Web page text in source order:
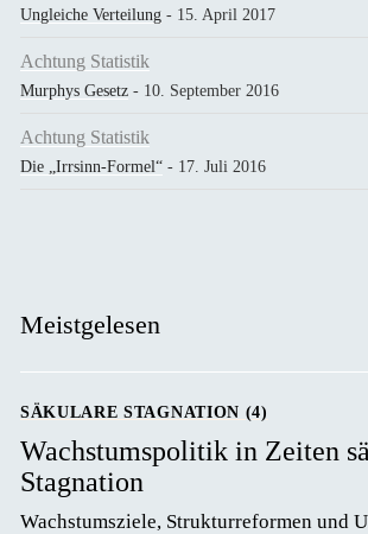
Ungleiche Verteilung - 15. April 2017
Achtung Statistik
Murphys Gesetz - 10. September 2016
Achtung Statistik
Die „Irrsinn-Formel“ - 17. Juli 2016
Meistgelesen
SÄKULARE STAGNATION (4)
Wachstumspolitik in Zeiten
Stagnation
Wachstumsziele, Strukturreformen und